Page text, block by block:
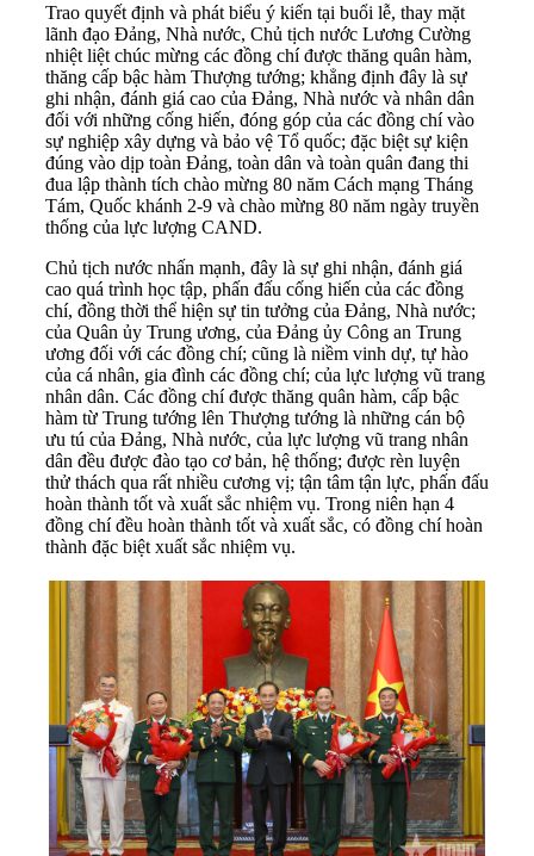
Trao quyết định và phát biểu ý kiến tại buổi lễ, thay mặt
lãnh đạo Đảng, Nhà nước, Chủ tịch nước Lương Cường
nhiệt liệt chúc mừng các đồng chí được thăng quân hàm,
thăng cấp bậc hàm Thượng tướng; khẳng định đây là sự
ghi nhận, đánh giá cao của Đảng, Nhà nước và nhân dân
đối với những cống hiến, đóng góp của các đồng chí vào
sự nghiệp xây dựng và bảo vệ Tổ quốc; đặc biệt sự kiện
đúng vào dịp toàn Đảng, toàn dân và toàn quân đang thi
đua lập thành tích chào mừng 80 năm Cách mạng Tháng
Tám, Quốc khánh 2-9 và chào mừng 80 năm ngày truyền
thống của lực lượng CAND.
Chủ tịch nước nhấn mạnh, đây là sự ghi nhận, đánh giá
cao quá trình học tập, phấn đấu cống hiến của các đồng
chí, đồng thời thể hiện sự tin tưởng của Đảng, Nhà nước;
của Quân ủy Trung ương, của Đảng ủy Công an Trung
ương đối với các đồng chí; cũng là niềm vinh dự, tự hào
của cá nhân, gia đình các đồng chí; của lực lượng vũ trang
nhân dân. Các đồng chí được thăng quân hàm, cấp bậc
hàm từ Trung tướng lên Thượng tướng là những cán bộ
ưu tú của Đảng, Nhà nước, của lực lượng vũ trang nhân
dân đều được đào tạo cơ bản, hệ thống; được rèn luyện
thử thách qua rất nhiều cương vị; tận tâm tận lực, phấn đấu
hoàn thành tốt và xuất sắc nhiệm vụ. Trong niên hạn 4
đồng chí đều hoàn thành tốt và xuất sắc, có đồng chí hoàn
thành đặc biệt xuất sắc nhiệm vụ.